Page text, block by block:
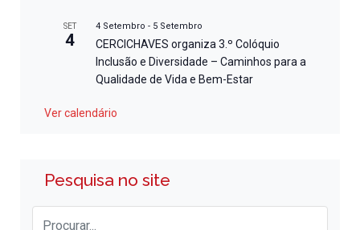
SET
4
4 Setembro - 5 Setembro
CERCICHAVES organiza 3.º Colóquio
Inclusão e Diversidade – Caminhos para a
Qualidade de Vida e Bem-Estar
Ver calendário
Pesquisa no site